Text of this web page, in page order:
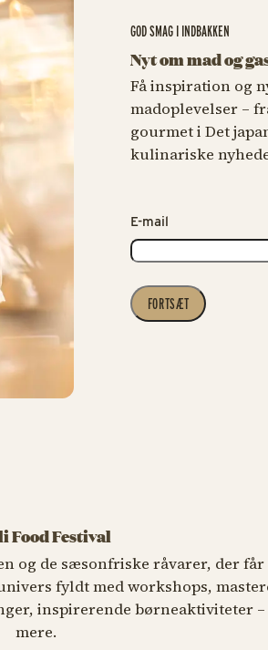
GOD SMAG I INDBAKKEN
Nyt om mad og
Få inspiration og
madoplevelser –
gourmet i Det
kulinariske
E-mail
FORTSÆT
Food Festival
og de sæsonfriske råvarer, der får
fyldt med workshops,
inspirerende børneaktiviteter –
mere.